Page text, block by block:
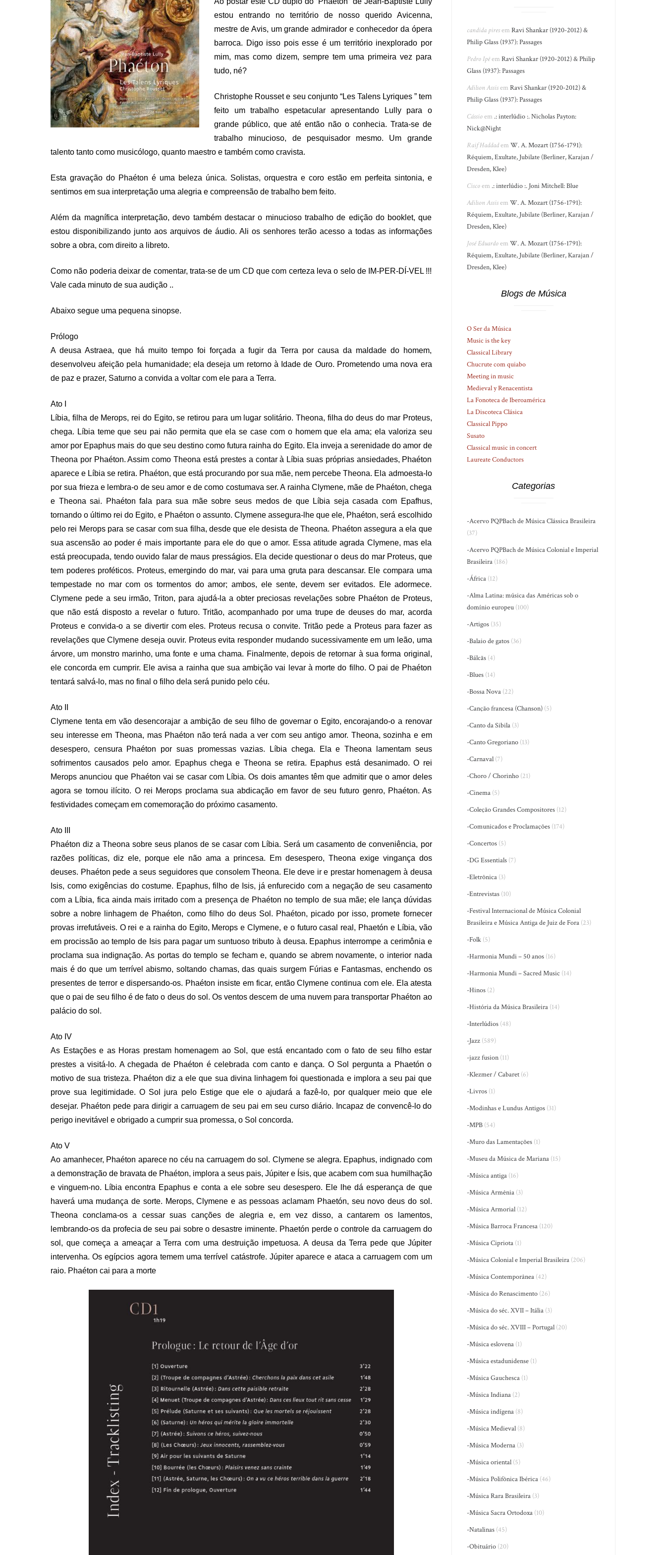
estou entrando no território de nosso querido Avicenna,
mestre de Avis, um grande admirador e conhecedor da ópera
barroca. Digo isso pois esse é um território inexplorado por
mim, mas como dizem, sempre tem uma primeira vez para
tudo, né?
Christophe Rousset e seu conjunto “Les Talens Lyriques ” tem
feito um trabalho espetacular apresentando Lully para o
grande público, que até então não o conhecia. Trata-se de
trabalho minucioso, de pesquisador mesmo. Um grande
talento tanto como musicólogo, quanto maestro e também como cravista.
Esta gravação do Phaéton é uma beleza única. Solistas, orquestra e coro estão em perfeita sintonia, e
sentimos em sua interpretação uma alegria e compreensão de trabalho bem feito.
Além da magnífica interpretação, devo também destacar o minucioso trabalho de edição do booklet, que
estou disponibilizando junto aos arquivos de áudio. Ali os senhores terão acesso a todas as informações
sobre a obra, com direito a libreto.
Como não poderia deixar de comentar, trata-se de um CD que com certeza leva o selo de IM-PER-DÍ-VEL !!!
Vale cada minuto de sua audição ..
Abaixo segue uma pequena sinopse.
Prólogo
A deusa Astraea, que há muito tempo foi forçada a fugir da Terra por causa da maldade do homem,
desenvolveu afeição pela humanidade; ela deseja um retorno à Idade de Ouro. Prometendo uma nova era
de paz e prazer, Saturno a convida a voltar com ele para a Terra.
Ato I
Líbia, filha de Merops, rei do Egito, se retirou para um lugar solitário. Theona, filha do deus do mar Proteus,
chega. Líbia teme que seu pai não permita que ela se case com o homem que ela ama; ela valoriza seu
amor por Epaphus mais do que seu destino como futura rainha do Egito. Ela inveja a serenidade do amor de
Theona por Phaéton. Assim como Theona está prestes a contar à Líbia suas próprias ansiedades, Phaéton
aparece e Líbia se retira. Phaéton, que está procurando por sua mãe, nem percebe Theona. Ela admoesta-lo
por sua frieza e lembra-o de seu amor e de como costumava ser. A rainha Clymene, mãe de Phaéton, chega
e Theona sai. Phaéton fala para sua mãe sobre seus medos de que Líbia seja casada com Epafhus,
tornando o último rei do Egito, e Phaéton o assunto. Clymene assegura-lhe que ele, Phaéton, será escolhido
pelo rei Merops para se casar com sua filha, desde que ele desista de Theona. Phaéton assegura a ela que
sua ascensão ao poder é mais importante para ele do que o amor. Essa atitude agrada Clymene, mas ela
está preocupada, tendo ouvido falar de maus presságios. Ela decide questionar o deus do mar Proteus, que
tem poderes proféticos. Proteus, emergindo do mar, vai para uma gruta para descansar. Ele compara uma
tempestade no mar com os tormentos do amor; ambos, ele sente, devem ser evitados. Ele adormece.
Clymene pede a seu irmão, Triton, para ajudá-la a obter preciosas revelações sobre Phaéton de Proteus,
que não está disposto a revelar o futuro. Tritão, acompanhado por uma trupe de deuses do mar, acorda
Proteus e convida-o a se divertir com eles. Proteus recusa o convite. Tritão pede a Proteus para fazer as
revelações que Clymene deseja ouvir. Proteus evita responder mudando sucessivamente em um leão, uma
árvore, um monstro marinho, uma fonte e uma chama. Finalmente, depois de retornar à sua forma original,
ele concorda em cumprir. Ele avisa a rainha que sua ambição vai levar à morte do filho. O pai de Phaéton
tentará salvá-lo, mas no final o filho dela será punido pelo céu.
Ato II
Clymene tenta em vão desencorajar a ambição de seu filho de governar o Egito, encorajando-o a renovar
seu interesse em Theona, mas Phaéton não terá nada a ver com seu antigo amor. Theona, sozinha e em
desespero, censura Phaéton por suas promessas vazias. Líbia chega. Ela e Theona lamentam seus
sofrimentos causados ​​pelo amor. Epaphus chega e Theona se retira. Epaphus está desanimado. O rei
Merops anunciou que Phaéton vai se casar com Líbia. Os dois amantes têm que admitir que o amor deles
agora se tornou ilícito. O rei Merops proclama sua abdicação em favor de seu futuro genro, Phaéton. As
festividades começam em comemoração do próximo casamento.
Ato III
Phaéton diz a Theona sobre seus planos de se casar com Líbia. Será um casamento de conveniência, por
razões políticas, diz ele, porque ele não ama a princesa. Em desespero, Theona exige vingança dos
deuses. Phaéton pede a seus seguidores que consolem Theona. Ele deve ir e prestar homenagem à deusa
Isis, como exigências do costume. Epaphus, filho de Isis, já enfurecido com a negação de seu casamento
com a Líbia, fica ainda mais irritado com a presença de Phaéton no templo de sua mãe; ele lança dúvidas
sobre a nobre linhagem de Phaéton, como filho do deus Sol. Phaéton, picado por isso, promete fornecer
provas irrefutáveis. O rei e a rainha do Egito, Merops e Clymene, e o futuro casal real, Phaetón e Líbia, vão
em procissão ao templo de Isis para pagar um suntuoso tributo à deusa. Epaphus interrompe a cerimônia e
proclama sua indignação. As portas do templo se fecham e, quando se abrem novamente, o interior nada
mais é do que um terrível abismo, soltando chamas, das quais surgem Fúrias e Fantasmas, enchendo os
presentes de terror e dispersando-os. Phaéton insiste em ficar, então Clymene continua com ele. Ela atesta
que o pai de seu filho é de fato o deus do sol. Os ventos descem de uma nuvem para transportar Phaéton ao
palácio do sol.
Ato IV
As Estações e as Horas prestam homenagem ao Sol, que está encantado com o fato de seu filho estar
prestes a visitá-lo. A chegada de Phaéton é celebrada com canto e dança. O Sol pergunta a Phaetón o
motivo de sua tristeza. Phaéton diz a ele que sua divina linhagem foi questionada e implora a seu pai que
prove sua legitimidade. O Sol jura pelo Estige que ele o ajudará a fazê-lo, por qualquer meio que ele
desejar. Phaéton pede para dirigir a carruagem de seu pai em seu curso diário. Incapaz de convencê-lo do
perigo inevitável e obrigado a cumprir sua promessa, o Sol concorda.
Ato V
Ao amanhecer, Phaéton aparece no céu na carruagem do sol. Clymene se alegra. Epaphus, indignado com
a demonstração de bravata de Phaéton, implora a seus pais, Júpiter e Ísis, que acabem com sua humilhação
e vinguem-no. Líbia encontra Epaphus e conta a ele sobre seu desespero. Ele lhe dá esperança de que
haverá uma mudança de sorte. Merops, Clymene e as pessoas aclamam Phaetón, seu novo deus do sol.
Theona conclama-os a cessar suas canções de alegria e, em vez disso, a cantarem os lamentos,
lembrando-os da profecia de seu pai sobre o desastre iminente. Phaetón perde o controle da carruagem do
sol, que começa a ameaçar a Terra com uma destruição impetuosa. A deusa da Terra pede que Júpiter
intervenha. Os egípcios agora temem uma terrível catástrofe. Júpiter aparece e ataca a carruagem com um
raio. Phaéton cai para a morte
candida piresemRavi Shankar (1920-2012) &
Philip Glass (1937): Passages
Pedro IpêemRavi Shankar (1920-2012) & Philip
Glass (1937): Passages
Adilson AssisemRavi Shankar (1920-2012) &
Philip Glass (1937): Passages
Cássioem .: interlúdio :. Nicholas Payton:
Nick@Night
Raif HaddademW. A. Mozart (1756-1791):
Réquiem, Exultate, Jubilate (Berliner, Karajan /
Dresden, Klee)
Ciscoem .: interlúdio :. Joni Mitchell: Blue
Adilson AssisemW. A. Mozart (1756-1791):
Réquiem, Exultate, Jubilate (Berliner, Karajan /
Dresden, Klee)
José EduardoemW. A. Mozart (1756-1791):
Réquiem, Exultate, Jubilate (Berliner, Karajan /
Dresden, Klee)
Blogs de Música
O Ser da Música
Music is the key
Classical Library
Chucrute com quiabo
Meeting in music
Medieval y Renacentista
La Fonoteca de Iberoamérica
La Discoteca Clásica
Classical Pippo
Susato
Classical music in concert
Laureate Conductors
Categorias
-Acervo PQPBach de Música Clássica Brasileira
(37)
-Acervo PQPBach de Música Colonial e Imperial
Brasileira (186)
-África (12)
-Alma Latina: música das Américas sob o
domínio europeu (100)
-Artigos (35)
-Balaio de gatos (36)
-Bálcãs (4)
-Blues (14)
-Bossa Nova (22)
-Canção francesa (Chanson) (5)
-Canto da Sibila (3)
-Canto Gregoriano (13)
-Carnaval (7)
-Choro / Chorinho (21)
-Cinema (5)
-Coleção Grandes Compositores (12)
-Comunicados e Proclamações (174)
-Concertos (5)
-DG Essentials (7)
-Eletrônica (3)
-Entrevistas (10)
-Festival Internacional de Música Colonial
Brasileira e Música Antiga de Juiz de Fora (23)
-Folk (5)
-Harmonia Mundi – 50 anos (16)
-Harmonia Mundi – Sacred Music (14)
-Hinos (2)
-História da Música Brasileira (14)
-Interlúdios (48)
-Jazz (589)
-jazz fusion (11)
-Klezmer / Cabaret (6)
-Livros (1)
-Modinhas e Lundus Antigos (31)
-MPB (54)
-Muro das Lamentações (1)
-Museu da Música de Mariana (15)
-Música antiga (16)
-Música Armênia (3)
-Música Armorial (12)
-Música Barroca Francesa (120)
-Música Cipriota (1)
-Música Colonial e Imperial Brasileira (206)
-Música Contemporânea (42)
-Música do Renascimento (26)
-Música do séc. XVII – Itália (3)
-Música do séc. XVIII – Portugal (20)
-Música eslovena (1)
-Música estadunidense (1)
-Música Gauchesca (1)
-Música Indiana (2)
-Música indígena (8)
-Música Medieval (8)
-Música Moderna (3)
-Música oriental (5)
-Música Polifônica Ibérica (46)
-Música Rara Brasileira (3)
-Música Sacra Ortodoxa (10)
-Natalinas (45)
-Obituário (20)